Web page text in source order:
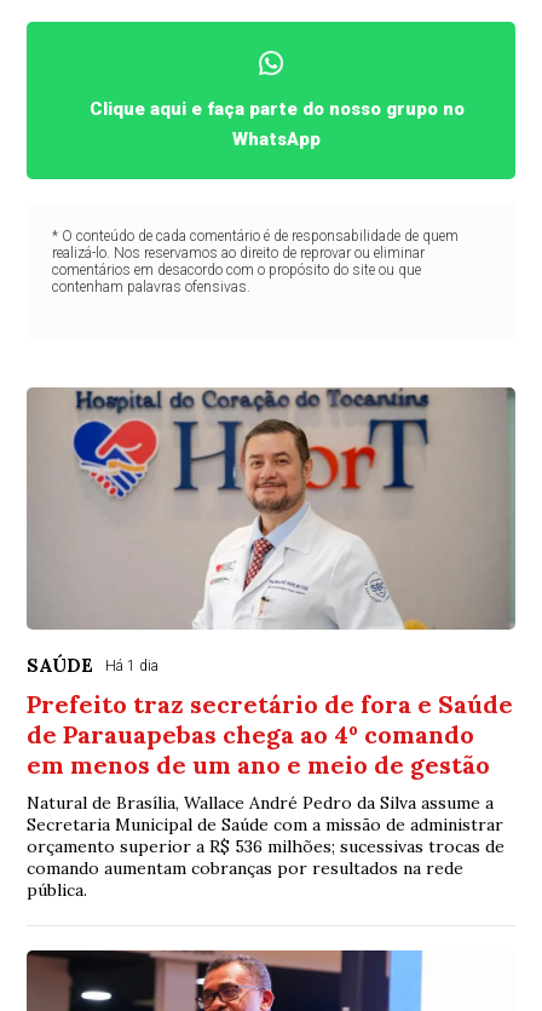
Clique aqui e faça parte do nosso grupo no
WhatsApp
* O conteúdo de cada comentário é de responsabilidade de quem
realizá-lo. Nos reservamos ao direito de reprovar ou eliminar
comentários em desacordo com o propósito do site ou que
contenham palavras ofensivas.
SAÚDE Há 1 dia
Prefeito traz secretário de fora e Saúde
de Parauapebas chega ao 4º comando
em menos de um ano e meio de gestão
Natural de Brasília, Wallace André Pedro da Silva assume a
Secretaria Municipal de Saúde com a missão de administrar
orçamento superior a R$ 536 milhões; sucessivas trocas de
comando aumentam cobranças por resultados na rede
pública.